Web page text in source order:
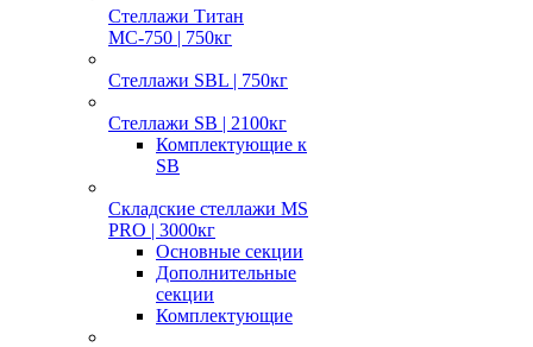
Стеллажи Титан
МС-750 | 750кг
Стеллажи SBL | 750кг
Стеллажи SB | 2100кг
Комплектующие к
SB
Складские стеллажи MS
PRO | 3000кг
Основные секции
Дополнительные
секции
Комплектующие